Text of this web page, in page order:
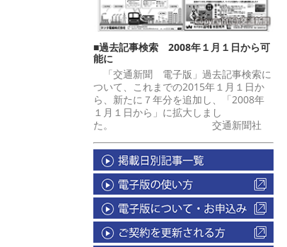
■過去記事検索 2008年１月１日から可
能に
「交通新聞 電子版」過去記事検索に
ついて、これまでの2015年１月１日か
ら、新たに７年分を追加し、「2008年
１月１日から」に拡大しまし
た。 交通新聞社